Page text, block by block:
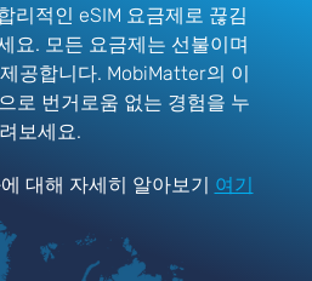
리적인 eSIM 요금제로 끊김
요. 모든 요금제는 선불이며
공합니다. MobiMatter의 이
로 번거로움 없는 경험을 누
려보세요.
대해 자세히 알아보기 여기